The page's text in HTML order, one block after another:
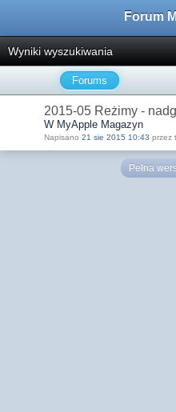
Forum
Wyniki wyszukiwania
Forums
2015-05 Reżimy -
W MyApple Magazyn
Napisano 21 sie 2015 10:43 przez
Pełna